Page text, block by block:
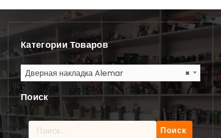
Категории Товаров
×
Дверная накладка Alemar
Поиск
Найти: